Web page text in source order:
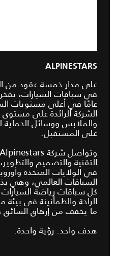
ALPINESTARS
على مدار خمسة عقود من
عامًا في أعلى مستويات
الشركة الرائدة على
والملابس ووسائل الحماية
على المستقبل.
التقنية والتصميم
في الولايات المتحدة
السباقات العالمي، وهي
كل سباقات رياضة السيارات
الراحة والطمأنينة في بيئة
ما يخفف من إرهاق السائق
هدف واحد. رؤية واحدة.